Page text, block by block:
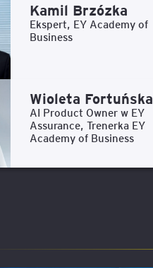
Kamil Brzózka
Ekspert, EY Academy of
Business
Wioleta Fortuńska
AI Product Owner w EY
Assurance, Trenerka EY
Academy of Business